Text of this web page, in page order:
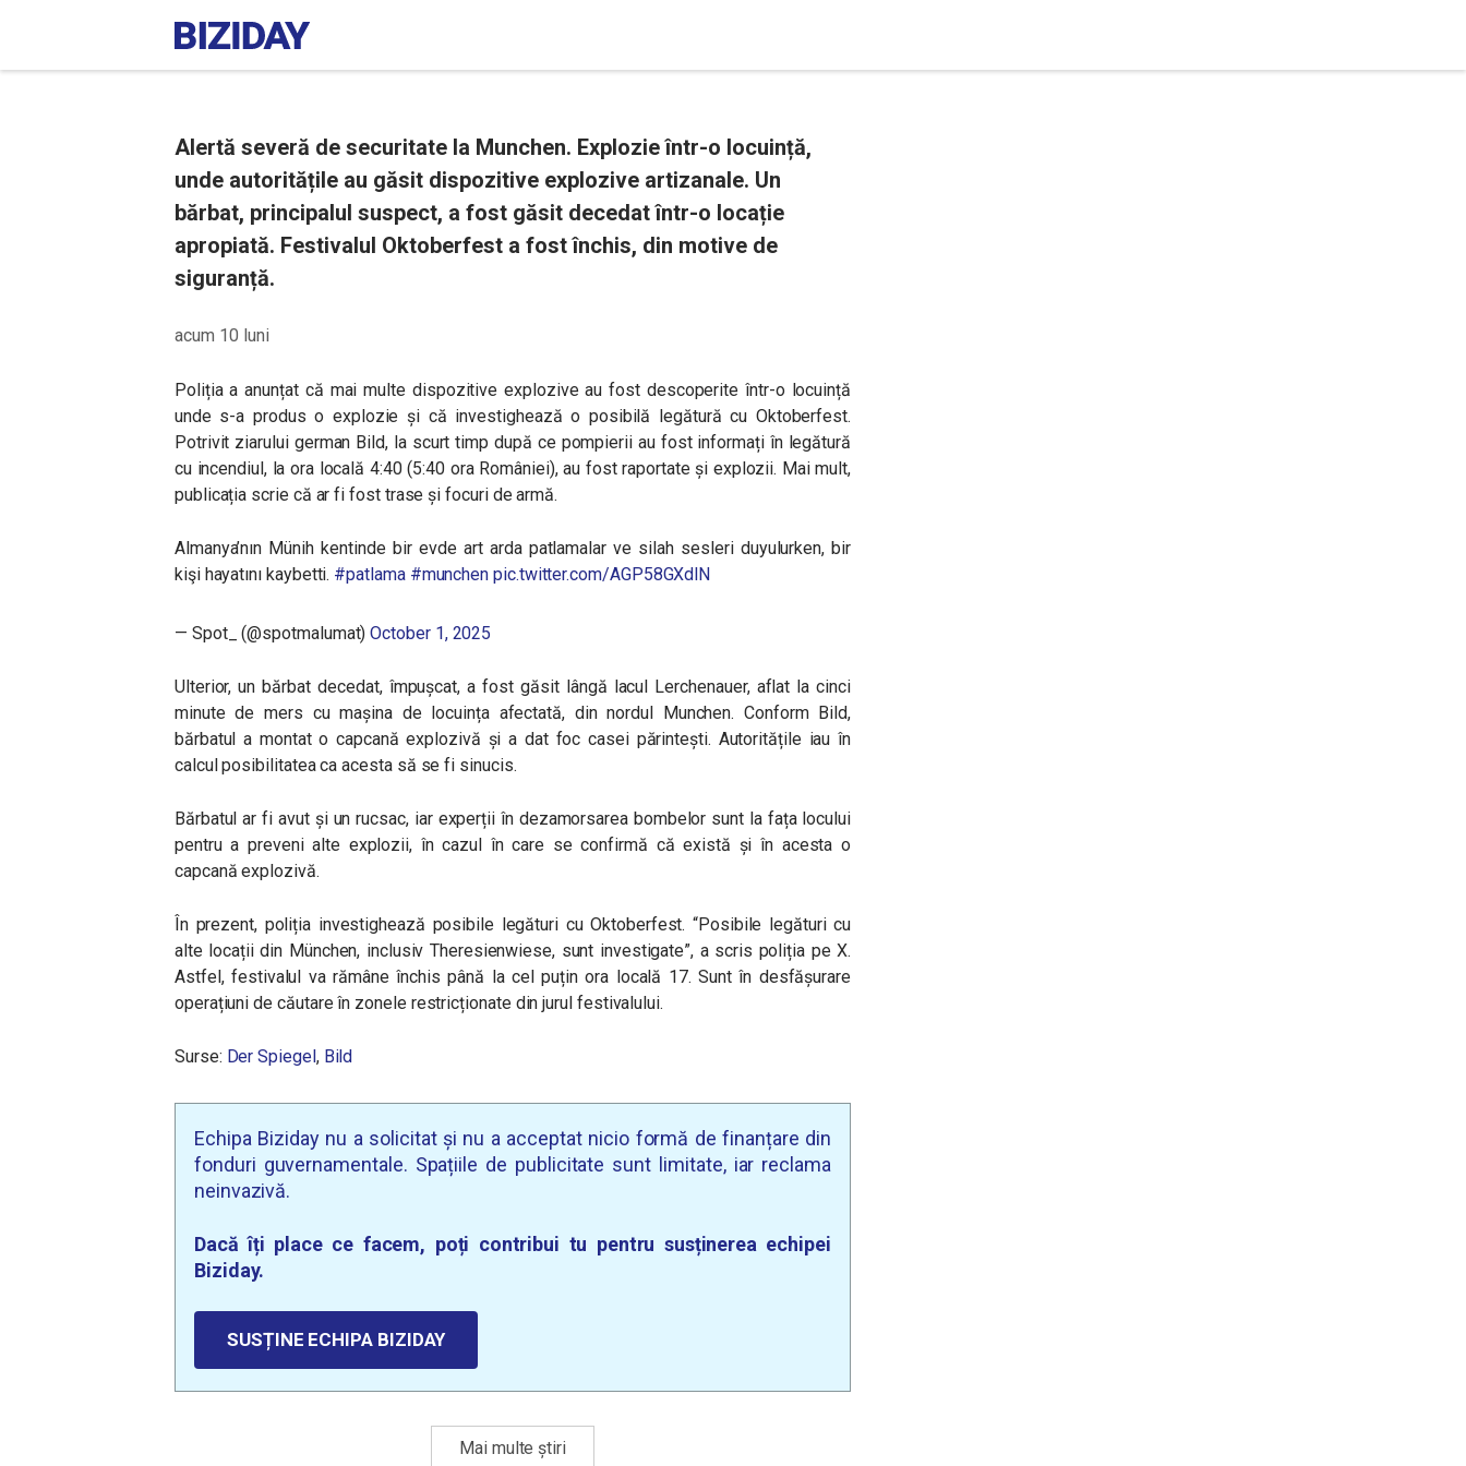
Alertă severă de securitate la Munchen. Explozie într-o locuință,
unde autoritățile au găsit dispozitive explozive artizanale. Un
bărbat, principalul suspect, a fost găsit decedat într-o locație
apropiată. Festivalul Oktoberfest a fost închis, din motive de
siguranță.
acum 10 luni
Poliția a anunțat că mai multe dispozitive explozive au fost descoperite într-o locuință
unde s-a produs o explozie și că investighează o posibilă legătură cu Oktoberfest.
Potrivit ziarului german Bild, la scurt timp după ce pompierii au fost informați în legătură
cu incendiul, la ora locală 4:40 (5:40 ora României), au fost raportate și explozii. Mai mult,
publicația scrie că ar fi fost trase și focuri de armă.
Almanya’nın Münih kentinde bir evde art arda patlamalar ve silah sesleri duyulurken, bir
kişi hayatını kaybetti. #patlama #munchen pic.twitter.com/AGP58GXdlN
— Spot_ (@spotmalumat)October 1, 2025
Ulterior, un bărbat decedat, împușcat, a fost găsit lângă lacul Lerchenauer, aflat la cinci
minute de mers cu mașina de locuința afectată, din nordul Munchen. Conform Bild,
bărbatul a montat o capcană explozivă și a dat foc casei părintești. Autoritățile iau în
calcul posibilitatea ca acesta să se fi sinucis.
Bărbatul ar fi avut și un rucsac, iar experții în dezamorsarea bombelor sunt la fața locului
pentru a preveni alte explozii, în cazul în care se confirmă că există și în acesta o
capcană explozivă.
În prezent, poliția investighează posibile legături cu Oktoberfest. “Posibile legături cu
alte locații din München, inclusiv Theresienwiese, sunt investigate”, a scris poliția pe X.
Astfel, festivalul va rămâne închis până la cel puțin ora locală 17. Sunt în desfășurare
operațiuni de căutare în zonele restricționate din jurul festivalului.
Surse: Der Spiegel, Bild
Echipa Biziday nu a solicitat și nu a acceptat nicio formă de finanțare din
fonduri guvernamentale. Spațiile de publicitate sunt limitate, iar reclama
neinvazivă.
Dacă îți place ce facem, poți contribui tu pentru susținerea echipei
Biziday.
SUSȚINE ECHIPA BIZIDAY
Mai multe știri